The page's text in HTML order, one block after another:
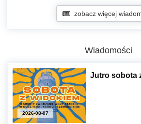
zobacz więcej
Wiadomości
2026-08-07
Jutro sobota